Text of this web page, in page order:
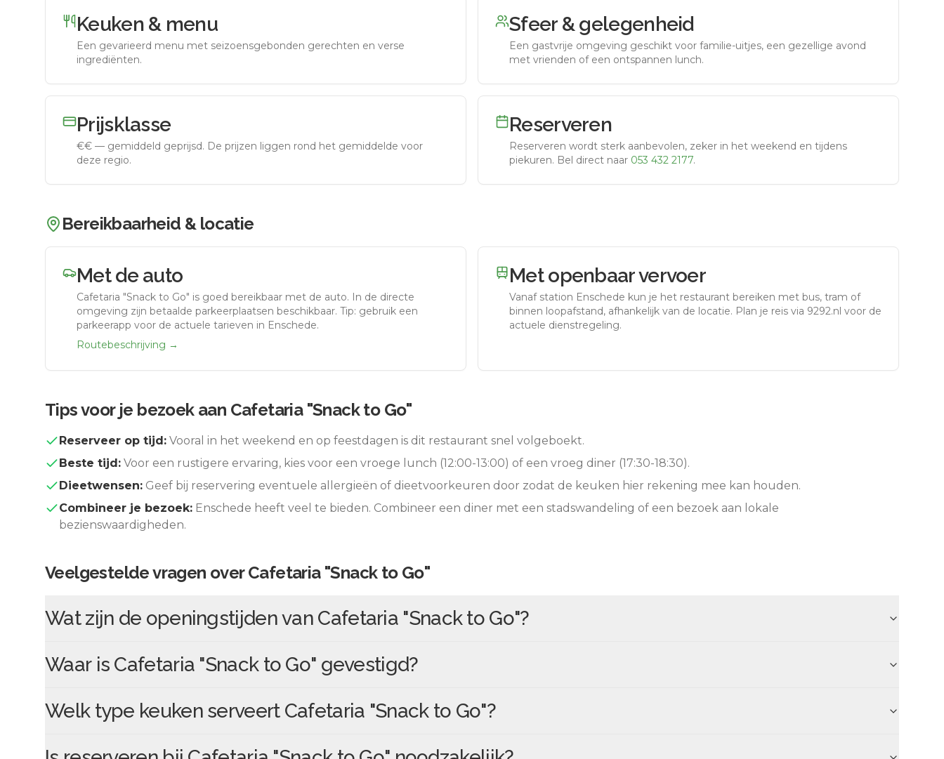
Keuken & menu
Een gevarieerd menu met seizoensgebonden gerechten en verse
ingrediënten.
Sfeer & gelegenheid
Een gastvrije omgeving geschikt voor familie-uitjes, een gezellige avond
met vrienden of een ontspannen lunch.
Prijsklasse
€€ — gemiddeld geprijsd. De prijzen liggen rond het gemiddelde voor
deze regio.
Reserveren
Reserveren wordt sterk aanbevolen, zeker in het weekend en tijdens
piekuren. Bel direct naar 053 432 2177.
Bereikbaarheid & locatie
Met de auto
Cafetaria "Snack to Go" is goed bereikbaar met de auto. In de directe
omgeving zijn betaalde parkeerplaatsen beschikbaar. Tip: gebruik een
parkeerapp voor de actuele tarieven in Enschede.
Routebeschrijving →
Met openbaar vervoer
Vanaf station Enschede kun je het restaurant bereiken met bus, tram of
binnen loopafstand, afhankelijk van de locatie. Plan je reis via 9292.nl voor de
actuele dienstregeling.
Tips voor je bezoek aan Cafetaria "Snack to Go"
Reserveer op tijd: Vooral in het weekend en op feestdagen is dit restaurant snel volgeboekt.
Beste tijd: Voor een rustigere ervaring, kies voor een vroege lunch (12:00-13:00) of een vroeg diner (17:30-18:30).
Dieetwensen: Geef bij reservering eventuele allergieën of dieetvoorkeuren door zodat de keuken hier rekening mee kan houden.
Combineer je bezoek: Enschede heeft veel te bieden. Combineer een diner met een stadswandeling of een bezoek aan lokale
bezienswaardigheden.
Veelgestelde vragen overCafetaria "Snack to Go"
Wat zijn de openingstijden van Cafetaria "Snack to Go"?
Waar is Cafetaria "Snack to Go" gevestigd?
Welk type keuken serveert Cafetaria "Snack to Go"?